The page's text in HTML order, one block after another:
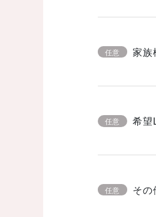
任意 家族
任意 希望
任意 その